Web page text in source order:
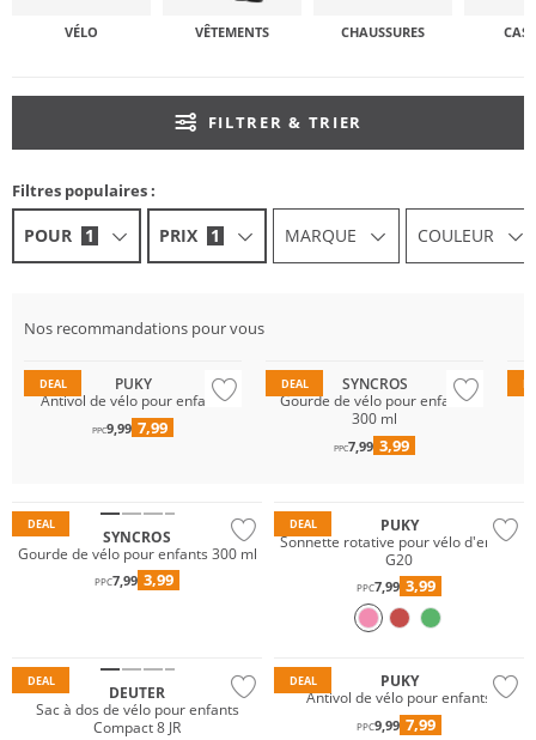
VÉLO VÊTEMENTS CHAUSSURES
FILTRER & TRIER
Filtres populaires :
POUR 1 PRIX 1 MARQUE COULEUR
Nos recommandations pour vous
DEAL
PUKY
Antivol de vélo pour enfants
PPC9,99 7,99
DEAL
SYNCROS
Gourde de vélo pour enfants
300 ml
PPC7,99 3,99
DEAL
SYNCROS
Gourde de vélo pour enfants 300 ml
PPC7,99 3,99
DEAL
PUKY
Sonnette rotative pour vélo d'enfant
G20
PPC7,99 3,99
DEAL
DEUTER
Sac à dos de vélo pour enfants
Compact 8 JR
DEAL
PUKY
Antivol de vélo pour enfants
PPC9,99 7,99